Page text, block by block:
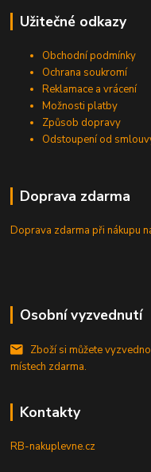
Užitečné odkazy
Obchodní podmínky
Ochrana soukromí
Reklamace a vrácení
Možnosti platby
Způsob dopravy
Odstoupení od
Doprava zdarma
Doprava zdarma při nákupu
Osobní vyzvednutí
Zboží si můžete
místech zdarma.
Kontakty
RB-nakuplevne.cz